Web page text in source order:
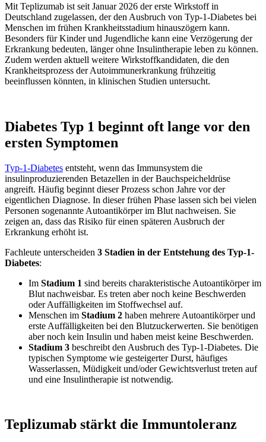
Mit Teplizumab ist seit Januar 2026 der erste Wirkstoff in
Deutschland zugelassen, der den Ausbruch von Typ-1-Diabetes bei
Menschen im frühen Krankheitsstadium hinauszögern kann.
Besonders für Kinder und Jugendliche kann eine Verzögerung der
Erkrankung bedeuten, länger ohne Insulintherapie leben zu können.
Zudem werden aktuell weitere Wirkstoffkandidaten, die den
Krankheitsprozess der Autoimmunerkrankung frühzeitig
beeinflussen könnten, in klinischen Studien untersucht.
Diabetes Typ 1 beginnt oft lange vor den
ersten Symptomen
Typ-1-Diabetes entsteht, wenn das Immunsystem die
insulinproduzierenden Betazellen in der Bauchspeicheldrüse
angreift. Häufig beginnt dieser Prozess schon Jahre vor der
eigentlichen Diagnose. In dieser frühen Phase lassen sich bei vielen
Personen sogenannte Autoantikörper im Blut nachweisen. Sie
zeigen an, dass das Risiko für einen späteren Ausbruch der
Erkrankung erhöht ist.
Fachleute unterscheiden 3 Stadien in der Entstehung des Typ-1-
Diabetes:
Im Stadium 1 sind bereits charakteristische Autoantikörper im
Blut nachweisbar. Es treten aber noch keine Beschwerden
oder Auffälligkeiten im Stoffwechsel auf.
Menschen im Stadium 2 haben mehrere Autoantikörper und
erste Auffälligkeiten bei den Blutzuckerwerten. Sie benötigen
aber noch kein Insulin und haben meist keine Beschwerden.
Stadium 3 beschreibt den Ausbruch des Typ-1-Diabetes. Die
typischen Symptome wie gesteigerter Durst, häufiges
Wasserlassen, Müdigkeit und/oder Gewichtsverlust treten auf
und eine Insulintherapie ist notwendig.
Teplizumab stärkt die Immuntoleranz